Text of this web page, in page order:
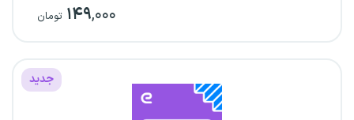
۱۴۹,۰۰۰ تومان
جدید